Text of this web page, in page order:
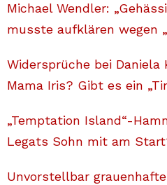
Michael Wendler:
musste aufklären wegen
Widersprüche bei
Mama Iris? Gibt es ein
„Temptation Island“-
Legats Sohn mit am
Unvorstellbar